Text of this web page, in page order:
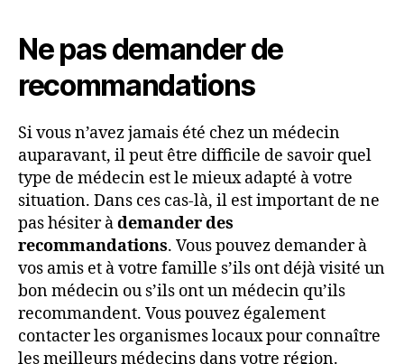
Ne pas demander de
recommandations
Si vous n’avez jamais été chez un médecin
auparavant, il peut être difficile de savoir quel
type de médecin est le mieux adapté à votre
situation. Dans ces cas-là, il est important de ne
pas hésiter àdemander des
recommandations. Vous pouvez demander à
vos amis et à votre famille s’ils ont déjà visité un
bon médecin ou s’ils ont un médecin qu’ils
recommandent. Vous pouvez également
contacter les organismes locaux pour connaître
les meilleurs médecins dans votre région.